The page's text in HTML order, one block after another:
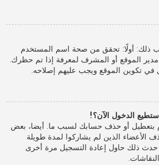
ذلك: أولًا: تحقق من صحة اسم المستخدم
الموقع أو المشرف لمعرفة إذا تم حظرك.
تكوين الموقع ويجب عليهم إصلاحه.
الدخول الآن؟!
بتعطيل أو حذف حسابك لسبب ما. أيضا، بعض
الأعضاء الذين لم يشاركوا لمدة طويلة
حدث ذلك حاول إعادة التسجيل مرة أخرى